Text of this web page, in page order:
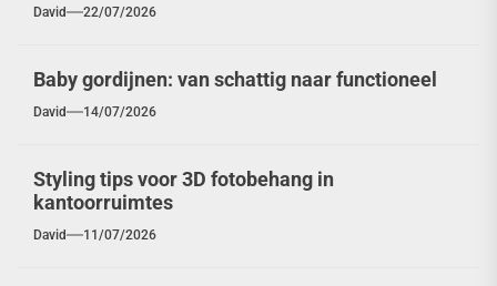
David 22/07/2026
Baby gordijnen: van schattig naar functioneel
David 14/07/2026
Styling tips voor 3D fotobehang in
kantoorruimtes
David 11/07/2026